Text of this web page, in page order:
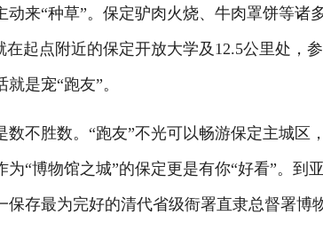
动来“种草”。保定驴肉火烧、牛肉罩饼等诸
在起点附近的保定开放大学及12.5公里处，
是宠“跑友”。
胜数。“跑友”不光可以畅游保定主城区
“博物馆之城”的保定更是有你“好看”。
保存最为完好的清代省级衙署直隶总督署博